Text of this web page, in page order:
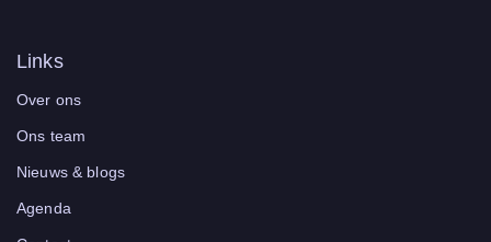
Links
Over ons
Ons team
Nieuws & blogs
Agenda